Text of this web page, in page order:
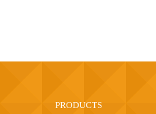
PRODUCTS